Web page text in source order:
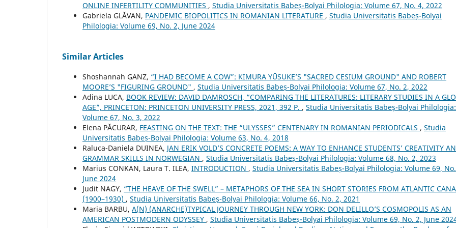
ONLINE INFERTILITY COMMUNITIES , Studia Universitatis Babeș-Bolyai Philologia: Volume 67, No. 4, 2022
Gabriela GLĂVAN, PANDEMIC BIOPOLITICS IN ROMANIAN LITERATURE , Studia Universitatis Babeș-Bolyai
Philologia: Volume 69, No. 2, June 2024
Similar Articles
Shoshannah GANZ, “I HAD BECOME A COW”: KIMURA YŪSUKE’S "SACRED CESIUM GROUND" AND ROBERT
MOORE’S "FIGURING GROUND" , Studia Universitatis Babeș-Bolyai Philologia: Volume 67, No. 2, 2022
Adina LUCA, BOOK REVIEW: DAVID DAMROSCH, “COMPARING THE LITERATURES: LITERARY STUDIES IN A
AGE”, PRINCETON: PRINCETON UNIVERSITY PRESS, 2021, 392 P. , Studia Universitatis Babeș-Bolyai Philologia:
Volume 67, No. 3, 2022
Elena PĂCURAR, FEASTING ON THE TEXT: THE “ULYSSES” CENTENARY IN ROMANIAN PERIODICALS , Studia
Universitatis Babeș-Bolyai Philologia: Volume 63, No. 4, 2018
Raluca-Daniela DUINEA, JAN ERIK VOLD’S CONCRETE POEMS: A WAY TO ENHANCE STUDENTS’ CREATIVITY
GRAMMAR SKILLS IN NORWEGIAN , Studia Universitatis Babeș-Bolyai Philologia: Volume 68, No. 2, 2023
Marius CONKAN, Laura T. ILEA, INTRODUCTION , Studia Universitatis Babeș-Bolyai Philologia: Volume 69,
June 2024
Judit NAGY, “THE HEAVE OF THE SWELL” – METAPHORS OF THE SEA IN SHORT STORIES FROM ATLANTIC
(1900–1930) , Studia Universitatis Babeș-Bolyai Philologia: Volume 66, No. 2, 2021
Maria BARBU, A(N) (ANARCHE)TYPICAL JOURNEY THROUGH NEW YORK: DON DELILLO’S COSMOPOLIS AS AN
AMERICAN POSTMODERN ODYSSEY , Studia Universitatis Babeș-Bolyai Philologia: Volume 69, No. 2, June